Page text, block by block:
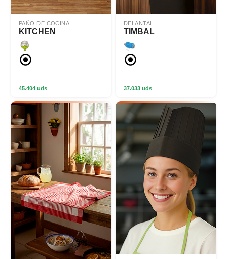
PAÑO DE COCINA
KITCHEN
45.404 uds
DELANTAL
TIMBAL
37.033 uds